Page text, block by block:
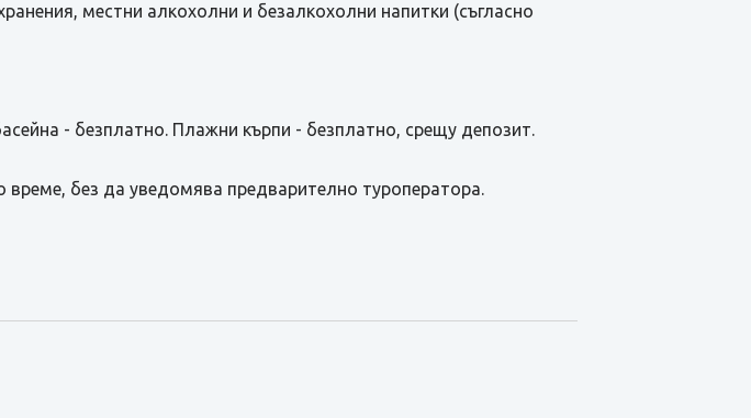
местни алкохолни и безалкохолни напитки (съгласно
- безплатно. Плажни кърпи - безплатно, срещу депозит.
без да уведомява предварително туроператора.